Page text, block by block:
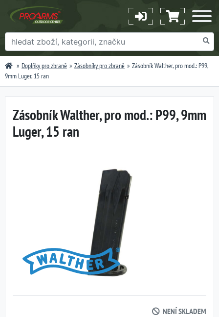
Doplňky pro zbraně Zásobníky pro zbraně
Zásobník Walther, pro mod.: P99,
9mm Luger, 15 ran
Zásobník Walther, pro mod.: P99, 9mm
Luger, 15 ran
NENÍ SKLADEM